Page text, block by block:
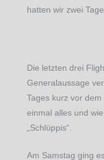
hatten wir zwei
Die letzten drei
Generalaussage
Tages kurz vor
einmal alles und
„Schlüppis“.
Am Samstag ging